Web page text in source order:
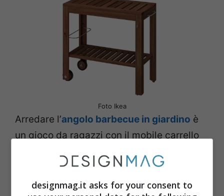
Foto Ikea
Arredare l’angolo barbecue in giardino è
un gioco da ragazzi con il mobile carrello
fine serie di luglio. Questo mobiletto, in
mordente marrone è in vendita con sconto
designmag.it asks for your consent to